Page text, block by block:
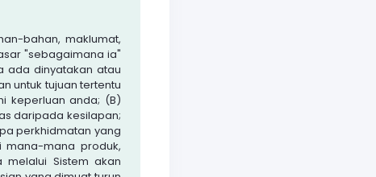
bahan, maklumat,
"sebagaimana ia"
ada dinyatakan atau
untuk tujuan tertentu
keperluan anda; (B)
daripada kesilapan;
perkhidmatan yang
mana-mana produk,
Sistem akan